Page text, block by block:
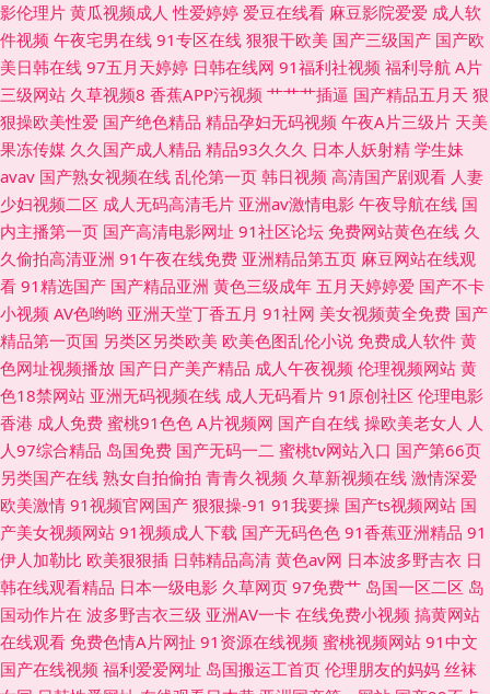
日韩 日韩色色图 91极品探花 海角社区尤物 日本操逼逼 伊人久久综合视频
超碰人妻第一夜 久久鲁鲁 天天撸日日操 97超碰在线网站 国产一区2区不卡
天堂国产 av片网站 黑丝91久久 日韩色欧 91牛牛人妻 国产精品成人网站 欧
美午夜群交 在线观看肏屄视频 成人午夜AV福利 欧美韩日一区2 91网在在线
播放 黑丝AV天堂久久 日韩精品一品二品 91福利资源 东方av四虎 美日韩A片
午夜吃瓜 97色色一区二区 国内自拍97超碰
影伦理片 黄瓜视频成人 性爱婷婷 爱豆在线看 麻豆影院爱爱 成人软
件视频 午夜宅男在线 91专区在线 狠狠干欧美 国产三级国产 国产欧
美日韩在线 97五月天婷婷 日韩在线网 91福利社视频 福利导航 A片
三级网站 久草视频8 香蕉APP污视频 艹艹艹插逼 国产精品五月天 狠
狠操欧美性爱 国产绝色精品 精品孕妇无码视频 午夜A片三级片 天美
果冻传媒 久久国产成人精品 精品93久久久 日本人妖射精 学生妹
avav 国产熟女视频在线 乱伦第一页 韩日视频 高清国产剧观看 人妻
少妇视频二区 成人无码高清毛片 亚洲av激情电影 午夜导航在线 国
内主播第一页 国产高清电影网址 91社区论坛 免费网站黄色在线 久
久偷拍高清亚洲 91午夜在线免费 亚洲精品第五页 麻豆网站在线观
看 91精选国产 国产精品亚洲 黄色三级成年 五月天婷婷爱 国产不卡
小视频 AV色哟哟 亚洲天堂丁香五月 91社网 美女视频黄全免费 国产
精品第一页国 另类区另类欧美 欧美色图乱伦小说 免费成人软件 黄
色网址视频播放 国产日产美产精品 成人午夜视频 伦理视频网站 黄
色18禁网站 亚洲无码视频在线 成人无码看片 91原创社区 伦理电影
香港 成人免费 蜜桃91色色 A片视频网 国产自在线 操欧美老女人 人
人97综合精品 岛国免费 国产无码一二 蜜桃tv网站入口 国产第66页
另类国产在线 熟女自拍偷拍 青青久视频 久草新视频在线 激情深爱
欧美激情 91视频官网国产 狠狠操-91 91我要操 国产ts视频网站 国
产美女视频网站 91视频成人下载 国产无码色色 91香蕉亚洲精品 91
伊人加勒比 欧美狠狠插 日韩精品高清 黄色av网 日本波多野吉衣 日
韩在线观看精品 日本一级电影 久草网页 97免费艹 岛国一区二区 岛
国动作片在 波多野吉衣三级 亚洲AV一卡 在线免费小视频 搞黄网站
在线观看 免费色情A片网扯 91资源在线视频 蜜桃视频网站 91中文
国产在线视频 福利爱爱网址 岛国搬运工首页 伦理朋友的妈妈 丝袜